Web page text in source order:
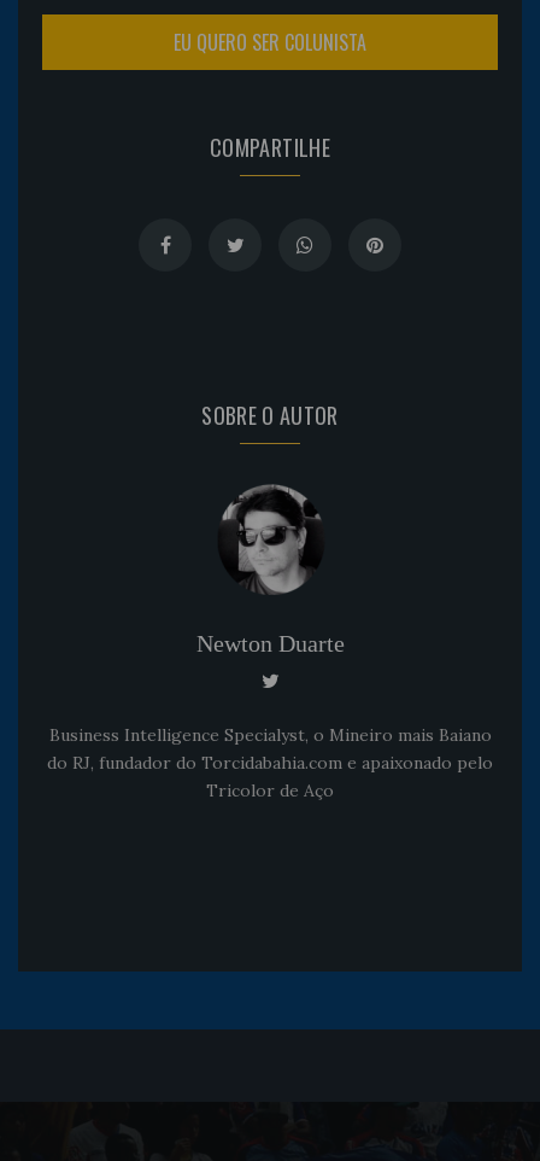
EU QUERO SER COLUNISTA
COMPARTILHE
SOBRE O AUTOR
Newton Duarte
Business Intelligence Specialyst, o Mineiro mais Baiano
do RJ, fundador do Torcidabahia.com e apaixonado pelo
Tricolor de Aço